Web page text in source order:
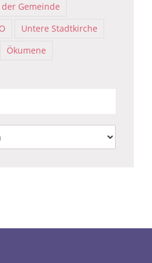
der Gemeinde
Untere Stadtkirche
Ökumene